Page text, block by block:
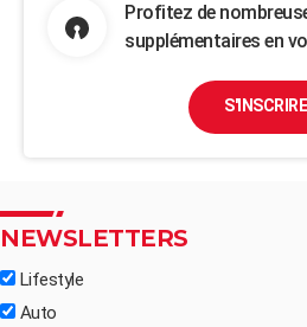
Profitez de
supplémentaires en
S'INSCRIRE
NEWSLETTERS
Lifestyle
Auto